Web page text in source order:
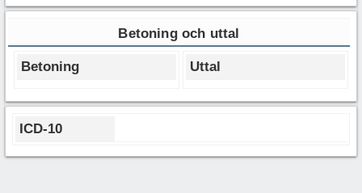
Betoning och uttal
Betoning Uttal
ICD-10